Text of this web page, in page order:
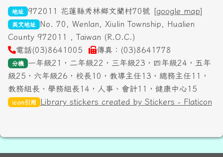
地址 972011 花蓮縣秀林鄉文蘭村70號 [google map]
英文地址
No. 70, Wenlan, Xiulin Township, Hualien
County 972011 , Taiwan (R.O.C.)
電話(03)8641005
傳真：(03)8641778
分機
一年級21，二年級22，三年級23，四年級24，五年
級25，六年級26，校長10，教導主任13，總務主任11，
教務組長、學務組長14，人事、會計11，健康中心15
icon引用 Library stickers created by Stickers - Flaticon